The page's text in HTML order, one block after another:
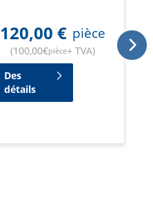
120,00 € pièce
(100,00€pièce+ TVA)
Des
détails